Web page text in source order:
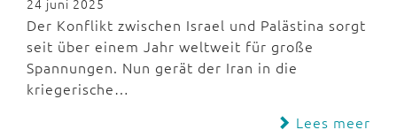
24 juni 2025
Der Konflikt zwischen Israel und Palästina sorgt
seit über einem Jahr weltweit für große
Spannungen. Nun gerät der Iran in die
kriegerische…
Lees meer